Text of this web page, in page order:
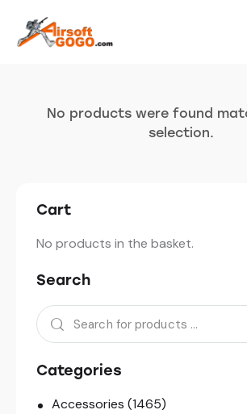
No products were found
selection.
Cart
No products in the basket.
Search
Categories
Accessories (1465)